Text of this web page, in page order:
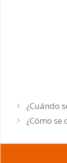
¿Cuándo
¿Cómo